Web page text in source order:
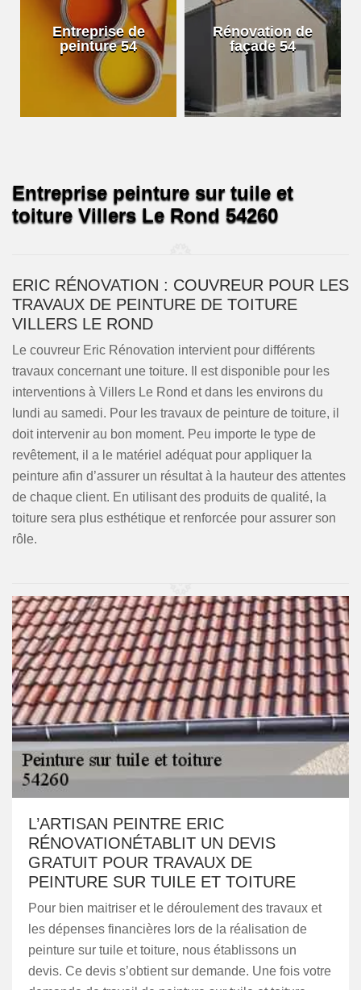
Entreprise de
peinture 54
Rénovation de
façade 54
Entreprise peinture sur tuile et
toiture Villers Le Rond 54260
ERIC RÉNOVATION : COUVREUR POUR LES
TRAVAUX DE PEINTURE DE TOITURE
VILLERS LE ROND
Le couvreur Eric Rénovation intervient pour différents
travaux concernant une toiture. Il est disponible pour les
interventions à Villers Le Rond et dans les environs du
lundi au samedi. Pour les travaux de peinture de toiture, il
doit intervenir au bon moment. Peu importe le type de
revêtement, il a le matériel adéquat pour appliquer la
peinture afin d’assurer un résultat à la hauteur des attentes
de chaque client. En utilisant des produits de qualité, la
toiture sera plus esthétique et renforcée pour assurer son
rôle.
L’ARTISAN PEINTRE ERIC
RÉNOVATIONÉTABLIT UN DEVIS
GRATUIT POUR TRAVAUX DE
PEINTURE SUR TUILE ET TOITURE
Pour bien maitriser et le déroulement des travaux et
les dépenses financières lors de la réalisation de
peinture sur tuile et toiture, nous établissons un
devis. Ce devis s’obtient sur demande. Une fois votre